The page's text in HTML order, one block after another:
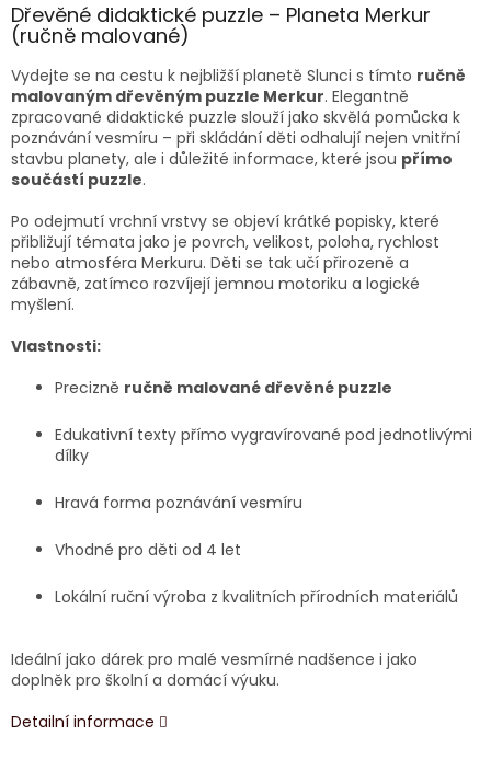
Dřevěné didaktické puzzle – Planeta Merkur
(ručně malované)
Vydejte se na cestu k nejbližší planetě Slunci s tímto ručně
malovaným dřevěným puzzle Merkur. Elegantně
zpracované didaktické puzzle slouží jako skvělá pomůcka k
poznávání vesmíru – při skládání děti odhalují nejen vnitřní
stavbu planety, ale i důležité informace, které jsou přímo
součástí puzzle.
Po odejmutí vrchní vrstvy se objeví krátké popisky, které
přibližují témata jako je povrch, velikost, poloha, rychlost
nebo atmosféra Merkuru. Děti se tak učí přirozeně a
zábavně, zatímco rozvíjejí jemnou motoriku a logické
myšlení.
Vlastnosti:
Precizně ručně malované dřevěné puzzle
Edukativní texty přímo vygravírované pod jednotlivými
dílky
Hravá forma poznávání vesmíru
Vhodné pro děti od 4 let
Lokální ruční výroba z kvalitních přírodních materiálů
Ideální jako dárek pro malé vesmírné nadšence i jako
doplněk pro školní a domácí výuku.
Detailní informace